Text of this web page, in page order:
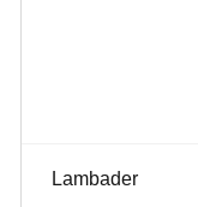
Lambader